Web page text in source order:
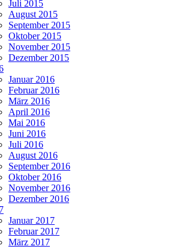
Juli 2015
August 2015
September 2015
Oktober 2015
November 2015
Dezember 2015
Januar 2016
Februar 2016
März 2016
April 2016
Mai 2016
Juni 2016
Juli 2016
August 2016
September 2016
Oktober 2016
November 2016
Dezember 2016
Januar 2017
Februar 2017
März 2017